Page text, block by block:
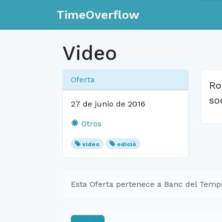
TimeOverflow
Video
Oferta
27 de junio de 2016
Otros
video edició
Esta Oferta pertenece a Banc del